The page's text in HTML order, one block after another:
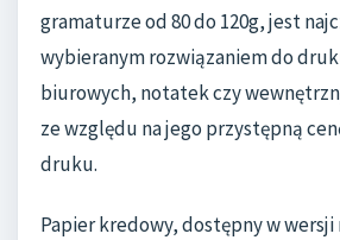
gramaturze od 80 do 120g, jest
wybieranym rozwiązaniem do
biurowych, notatek czy
ze względu na jego przystępną
druku.
Papier kredowy, dostępny w